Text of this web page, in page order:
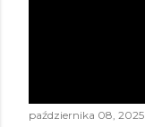
października 08, 2025